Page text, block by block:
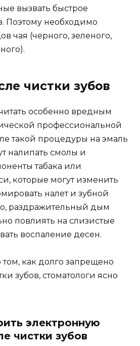
вызвать быстрое
Поэтому необходимо
чая (черного, зеленого,
чистки зубов
особенно вредным
профессиональной
такой процедуры на эмаль
налипать смолы и
табака или
которые могут изменить
налет и зубной
раздражительный дым
повлиять на слизистые
воспаление десен.
том, как долго запрещено
зубов, стоматологи ясно
электронную
чистки зубов